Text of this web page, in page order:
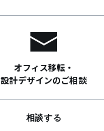
オフィス移転・
設計デザインのご相談
相談する